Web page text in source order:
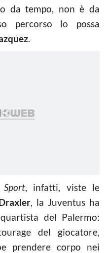
da tempo, non è da
percorso lo possa
.
Sport, infatti, viste le
, la Juventus ha
del Palermo:
del giocatore,
prendere corpo nei